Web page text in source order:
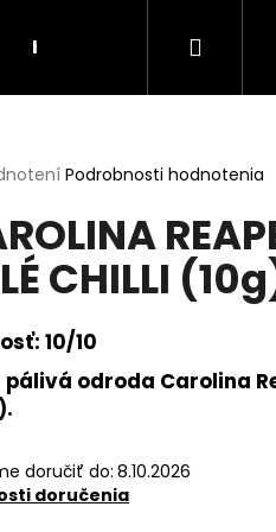
Hodnotenie obchodu
Podrobnosti hodnotenia
CHILLI
10/10
odroda Carolina
doručiť do: 8.10.2026
doručenia